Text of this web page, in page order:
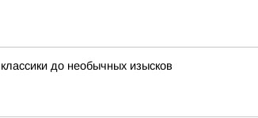
до необычных изысков